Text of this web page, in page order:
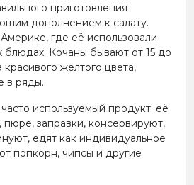
приготовления
дополнением к салату.
где её использовали
блюдах. Кочаны бывают от 15 до
желтого цвета,
в ряды.
используемый продукт: её
пюре, заправки, консервируют,
едят как индивидуальное
попкорн, чипсы и другие